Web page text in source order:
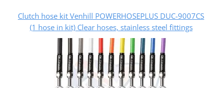
Clutch hose kit Venhill POWERHOSEPLUS DUC-9007CS
(1 hose in kit) Clear hoses, stainless steel fittings